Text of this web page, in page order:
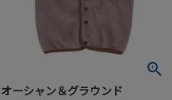
オーシャン＆グラウンド